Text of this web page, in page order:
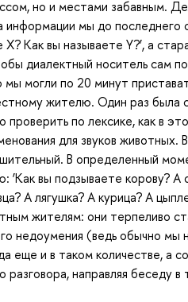
но и местами забавным.
информации мы до последнего
Как вы называете Y?’, а
диалектный носитель сам
мы могли по 20 минут
жителю. Один раз была
проверить по лексике, как в
для звуков животных.
В определенный
‘Как вы подзываете корову? А
А лягушка? А курица? А
жителям: они терпеливо
недоумения (ведь обычно мы
еще и в таком количестве, а
разговора, направляя беседу